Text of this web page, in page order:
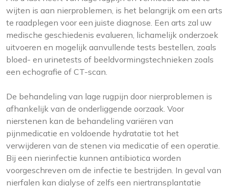
wijten is aan nierproblemen, is het belangrijk om een arts
te raadplegen voor een juiste diagnose. Een arts zal uw
medische geschiedenis evalueren, lichamelijk onderzoek
uitvoeren en mogelijk aanvullende tests bestellen, zoals
bloed- en urinetests of beeldvormingstechnieken zoals
een echografie of CT-scan.
De behandeling van lage rugpijn door nierproblemen is
afhankelijk van de onderliggende oorzaak. Voor
nierstenen kan de behandeling variëren van
pijnmedicatie en voldoende hydratatie tot het
verwijderen van de stenen via medicatie of een operatie.
Bij een nierinfectie kunnen antibiotica worden
voorgeschreven om de infectie te bestrijden. In geval van
nierfalen kan dialyse of zelfs een niertransplantatie